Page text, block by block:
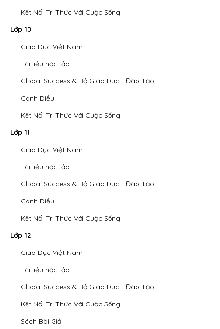
Kết Nối Tri Thức Với Cuộc Sống
Lớp 10
Giáo Dục Việt Nam
Tài liệu học tập
Global Success & Bộ Giáo Dục - Đào Tạo
Cánh Diều
Kết Nối Tri Thức Với Cuộc Sống
Lớp 11
Giáo Dục Việt Nam
Tài liệu học tập
Global Success & Bộ Giáo Dục - Đào Tạo
Cánh Diều
Kết Nối Tri Thức Với Cuộc Sống
Lớp 12
Giáo Dục Việt Nam
Tài liệu học tập
Global Success & Bộ Giáo Dục - Đào Tạo
Kết Nối Tri Thức Với Cuộc Sống
Sách Bài Giải